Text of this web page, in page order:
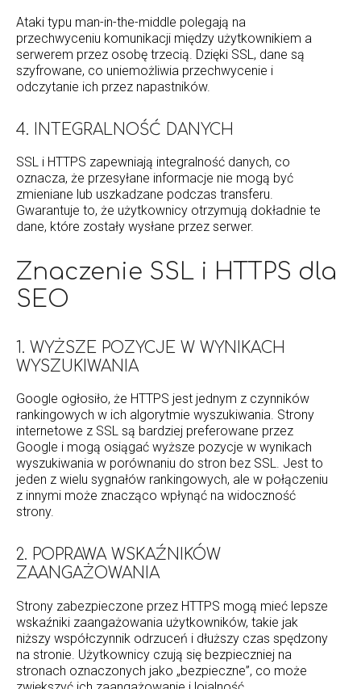
Ataki typu man-in-the-middle polegają na
przechwyceniu komunikacji między użytkownikiem a
serwerem przez osobę trzecią. Dzięki SSL, dane są
szyfrowane, co uniemożliwia przechwycenie i
odczytanie ich przez napastników.
4. INTEGRALNOŚĆ DANYCH
SSL i HTTPS zapewniają integralność danych, co
oznacza, że przesyłane informacje nie mogą być
zmieniane lub uszkadzane podczas transferu.
Gwarantuje to, że użytkownicy otrzymują dokładnie te
dane, które zostały wysłane przez serwer.
Znaczenie SSL i HTTPS dla
SEO
1. WYŻSZE POZYCJE W WYNIKACH
WYSZUKIWANIA
Google ogłosiło, że HTTPS jest jednym z czynników
rankingowych w ich algorytmie wyszukiwania. Strony
internetowe z SSL są bardziej preferowane przez
Google i mogą osiągać wyższe pozycje w wynikach
wyszukiwania w porównaniu do stron bez SSL. Jest to
jeden z wielu sygnałów rankingowych, ale w połączeniu
z innymi może znacząco wpłynąć na widoczność
strony.
2. POPRAWA WSKAŹNIKÓW
ZAANGAŻOWANIA
Strony zabezpieczone przez HTTPS mogą mieć lepsze
wskaźniki zaangażowania użytkowników, takie jak
niższy współczynnik odrzuceń i dłuższy czas spędzony
na stronie. Użytkownicy czują się bezpieczniej na
stronach oznaczonych jako „bezpieczne”, co może